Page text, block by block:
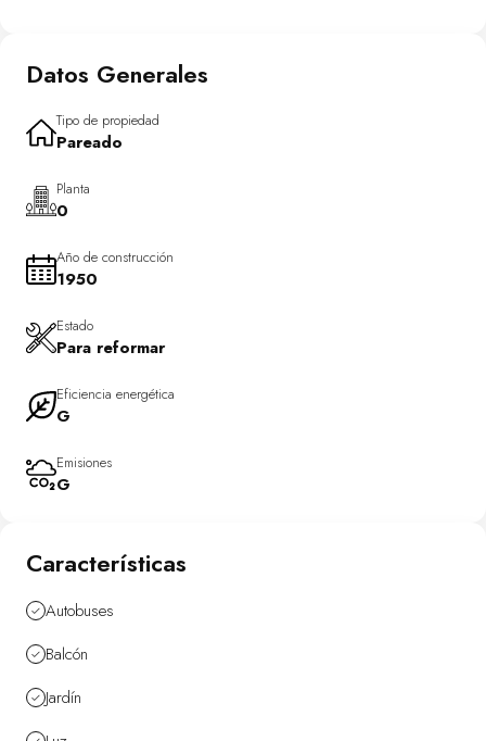
Datos Generales
Tipo de propiedad
Pareado
Planta
0
Año de construcción
1950
Estado
Para reformar
Eficiencia energética
G
Emisiones
G
Características
Autobuses
Balcón
Jardín